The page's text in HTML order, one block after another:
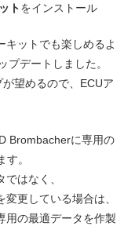
t
o
p
トをインストール
キットでも楽しめるよ
プデートしました。
望めるので、ECUア
Brombacherに専用の
。
はなく、
更している場合は、
用の最適データを作製